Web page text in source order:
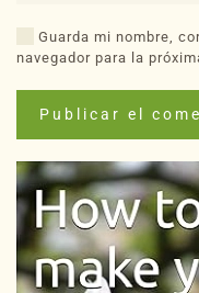
Guarda mi nombre,
navegador para la
Publicar el